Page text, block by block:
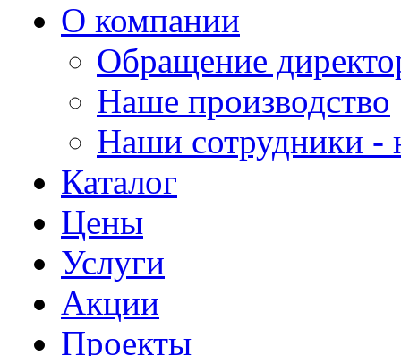
О компании
Обращение
Наше производство
Наши сотрудники -
Каталог
Цены
Услуги
Акции
Проекты